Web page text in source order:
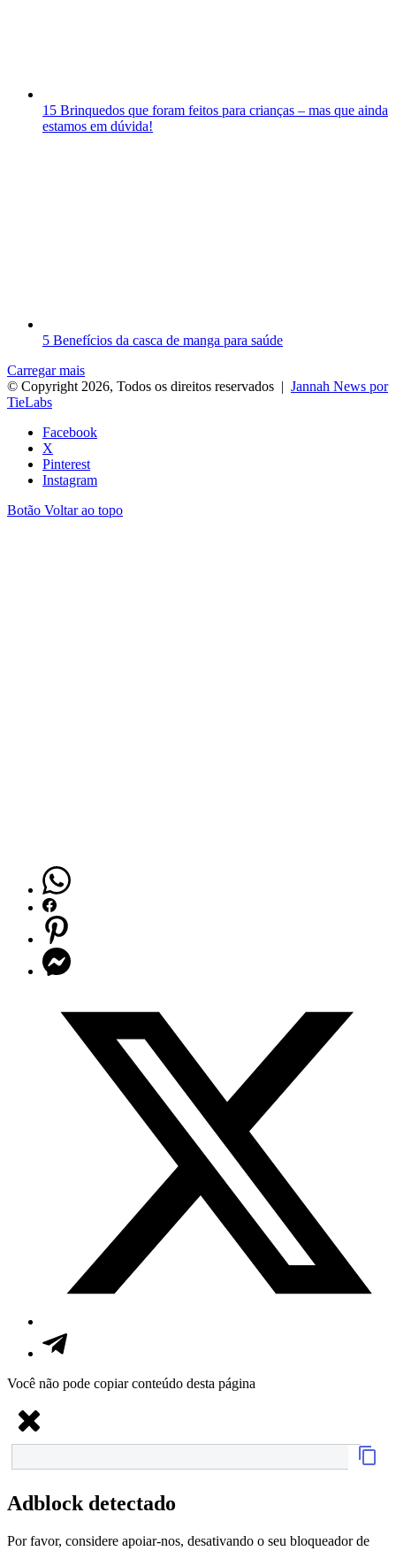
15 Brinquedos que foram feitos para crianças – mas que ainda
estamos em dúvida!
5 Benefícios da casca de manga para saúde
Carregar mais
© Copyright 2026, Todos os direitos reservados | Jannah News por
TieLabs
Facebook
X
Pinterest
Instagram
Botão Voltar ao topo
Você não pode copiar conteúdo desta página
Adblock detectado
Por favor, considere apoiar-nos, desativando o seu bloqueador de